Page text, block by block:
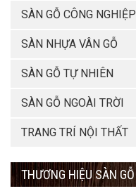
SÀN GỖ CÔNG NGHIỆP
SÀN NHỰA VÂN GỖ
SÀN GỖ TỰ NHIÊN
SÀN GỖ NGOÀI TRỜI
TRANG TRÍ NỘI THẤT
THƯƠNG HIỆU SÀN GỖ